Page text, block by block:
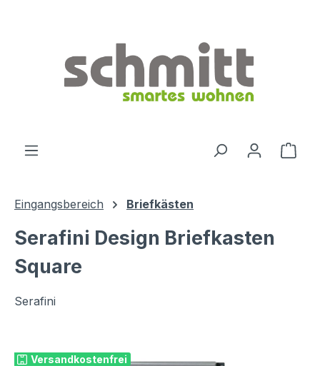
Eingangsbereich Briefkästen
Serafini Design Briefkasten
Square
Serafini
Versandkostenfrei